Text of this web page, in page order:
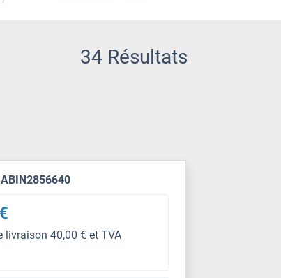
34 Résultats
livraison 40,00 € et TVA